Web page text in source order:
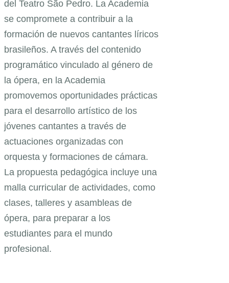
del Teatro São Pedro. La Academia
se compromete a contribuir a la
formación de nuevos cantantes líricos
brasileños. A través del contenido
programático vinculado al género de
la ópera, en la Academia
promovemos oportunidades prácticas
para el desarrollo artístico de los
jóvenes cantantes a través de
actuaciones organizadas con
orquesta y formaciones de cámara.
La propuesta pedagógica incluye una
malla curricular de actividades, como
clases, talleres y asambleas de
ópera, para preparar a los
estudiantes para el mundo
profesional.